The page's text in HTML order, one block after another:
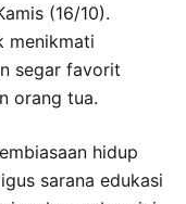
(16/10).
menikmati
segar favorit
orang tua.
hidup
sarana edukasi